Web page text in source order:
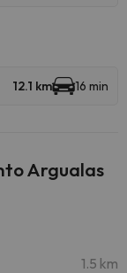
12.1 km 16 min
Argualas
1.5 km